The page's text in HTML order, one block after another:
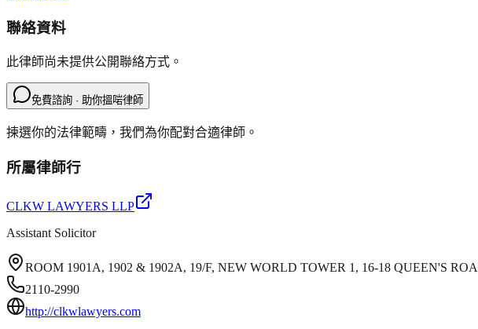
聯絡資料
此律師尚未提供公開聯絡方式。
免費諮詢 · 助你搵啱律師
揀選你的法律範疇，我們為你配對合適律師。
所屬律師行
CLKW LAWYERS LLP
Assistant Solicitor
ROOM 1901A, 1902 & 1902A, 19/F, NEW WORLD TOWER 1, 16-18 QUEEN'S
2110-2990
http://clkwlawyers.com